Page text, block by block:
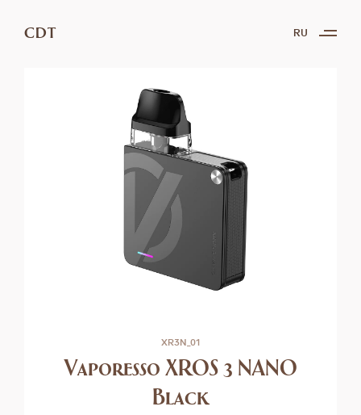
CDT RU
XR3N_01
Vaporesso XROS 3 NANO
Black